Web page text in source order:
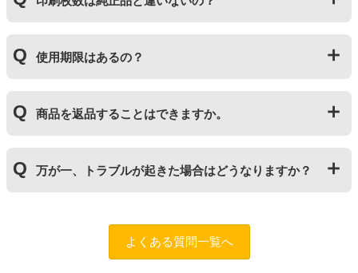
ートリッジのことです。「ドラム(感光体ユニット)」は
トナーを用紙に写すためのもので、トナーカートリッジ
の器にあたる部分になります。
トナーとドラムはそれぞれ印字できる枚数が異なってい
により使用できなくなった場合は、必ず分離してから新
しいものに交換してください。
一部型番は、純正品より多く印刷が可能なエコッテオリ
ジナルの【特別増量版】もございます。
使用期限はあるの？
サイクルトナー/ドラムに限り、レビューをご投稿いただ
くことで保証期間が2年に延長されます。
保証期間の2年以内に使い切るようお願いいたします。
商品を返品することはできますか。
用未開封の場合であっても対応することができません。
ご購入前に商品の型番などをよくご確認ください。な
ますので、お手数ですが当店までお問い合わせくださ
万が一、トラブルが起きた場合はどうなりますか？
問合フォーム
ふたつの保証」を設けておりますので、ご購入
よくある質問一覧へ